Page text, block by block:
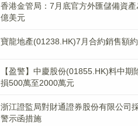
香港金管局：7月底官方外匯儲備資
億美元
寶龍地產(01238.HK)7月合約銷售額
【盈警】中慶股份(01855.HK)料中期
損500萬至2000萬元
浙江證監局對財通證券股份有限公司
警示函措施